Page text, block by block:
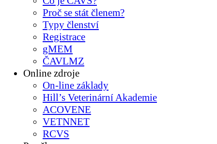
Proč se stát členem?
Typy členství
Registrace
gMEM
ČAVLMZ
Online zdroje
On-line základy
Hill’s Veterinární Akademie
ACOVENE
VETNNET
RCVS